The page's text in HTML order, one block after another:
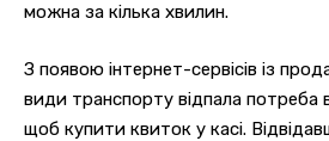
можна за кілька хвилин.
З появою інтернет-сервісів із
види транспорту відпала потреба
щоб купити квиток у касі.